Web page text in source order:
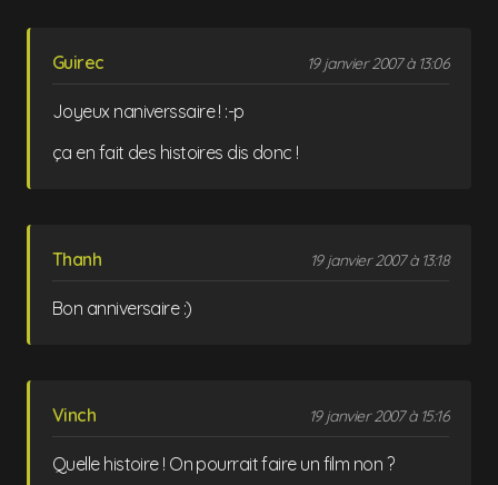
Guirec 19 janvier 2007 à 13:06
Joyeux naniverssaire ! :-p
ça en fait des histoires dis donc !
Thanh 19 janvier 2007 à 13:18
Bon anniversaire :)
Vinch 19 janvier 2007 à 15:16
Quelle histoire ! On pourrait faire un film non ?